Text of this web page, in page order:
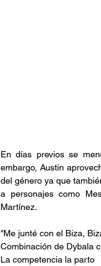
En días previos se
embargo, Austin
del género ya que
a personajes como
Martínez.
"Me junté con el Biza,
Combinación de Dybala
La competencia la parto